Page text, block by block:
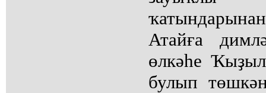
Атайға
өлкәһе
булып